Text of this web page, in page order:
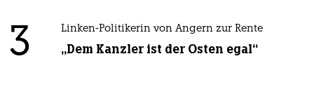
3 Linken-Politikerin von Angern zur Rente
„Dem Kanzler ist der Osten egal“